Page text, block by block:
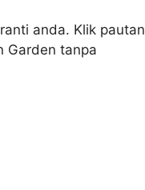
anda. Klik pautan
Garden tanpa